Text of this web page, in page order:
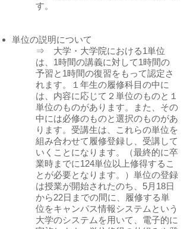
す。
単位の説明について
⇒ 大学・大学院における1単位
は、1時間の講義に対して1時間の
予習と1時間の復習をもって認定さ
れます。１年生の履修科目の中に
は、内容に応じて２単位のものと１
単位のものがあります。また、その
中には必修のものと選択のものがあ
ります。受講生は、これらの単位を
組み合わせて履修登録し、受講して
いくことになります。（最終的に卒
業時までに124単位以上修得するこ
とが必要となります。）単位の登録
は授業が開始されたのち、5月18日
から22日までの間に、履修する単
位をキャンパス情報システムという
大学のシステムを用いて、電子的に